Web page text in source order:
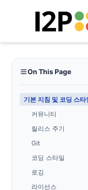
On This Page
기본 지침 및 코딩 스타
커뮤니티
릴리스 주기
Git
코딩 스타일
로깅
라이선스